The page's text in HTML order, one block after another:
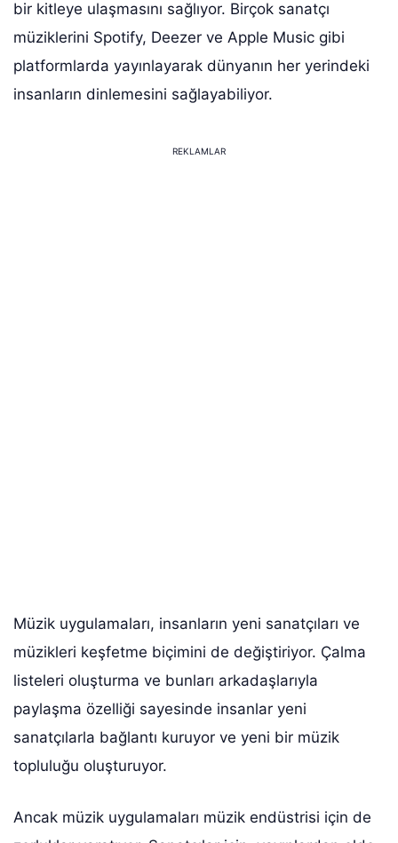
bir kitleye ulaşmasını sağlıyor. Birçok sanatçı
müziklerini Spotify, Deezer ve Apple Music gibi
platformlarda yayınlayarak dünyanın her yerindeki
insanların dinlemesini sağlayabiliyor.
REKLAMLAR
Müzik uygulamaları, insanların yeni sanatçıları ve
müzikleri keşfetme biçimini de değiştiriyor. Çalma
listeleri oluşturma ve bunları arkadaşlarıyla
paylaşma özelliği sayesinde insanlar yeni
sanatçılarla bağlantı kuruyor ve yeni bir müzik
topluluğu oluşturuyor.
Ancak müzik uygulamaları müzik endüstrisi için de